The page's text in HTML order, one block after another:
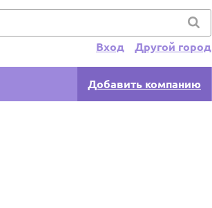
Другой город
Вход
Добавить компанию